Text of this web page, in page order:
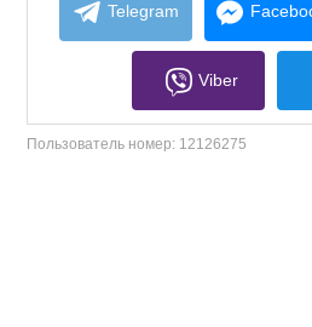
contents
Telegram
Viber
Пользователь номер: 12126275